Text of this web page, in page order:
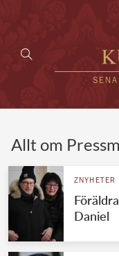
Allt om
ZNYHETER
Daniel